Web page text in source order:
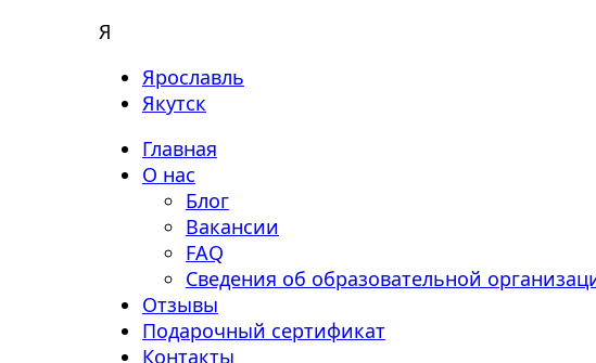
Я
Ярославль
Якутск
Главная
О нас
Блог
Вакансии
FAQ
Сведения об образовательной
Отзывы
Подарочный сертификат
Контакты